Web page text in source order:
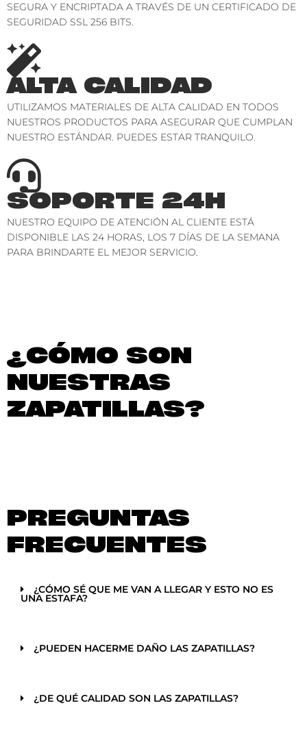
SEGURA Y ENCRIPTADA A TRAVÉS DE UN CERTIFICADO DE
SEGURIDAD SSL 256 BITS.
ALTA CALIDAD
UTILIZAMOS MATERIALES DE ALTA CALIDAD EN TODOS
NUESTROS PRODUCTOS PARA ASEGURAR QUE CUMPLAN
NUESTRO ESTÁNDAR. PUEDES ESTAR TRANQUILO.
SOPORTE 24H
NUESTRO EQUIPO DE ATENCIÓN AL CLIENTE ESTÁ
DISPONIBLE LAS 24 HORAS, LOS 7 DÍAS DE LA SEMANA
PARA BRINDARTE EL MEJOR SERVICIO.
¿CÓMO SON
NUESTRAS
ZAPATILLAS?
PREGUNTAS
FRECUENTES
¿CÓMO SÉ QUE ME VAN A LLEGAR Y ESTO NO ES
UNA ESTAFA?
¿PUEDEN HACERME DAÑO LAS ZAPATILLAS?
¿DE QUÉ CALIDAD SON LAS ZAPATILLAS?